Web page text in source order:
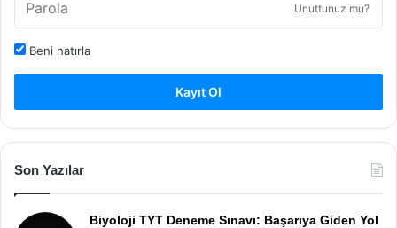
Unuttunuz mu?
Beni hatırla
Kayıt Ol
Son Yazılar
Biyoloji TYT Deneme Sınavı: Başarıya Giden Yol